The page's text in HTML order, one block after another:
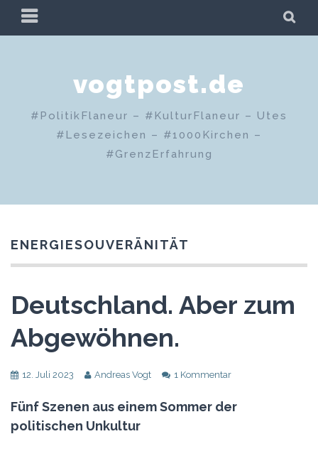
Zum
PRIMÄRES
MENÜ
vogtpost.de
#PolitikFlaneur – #KulturFlaneur – Utes
#Lesezeichen – #1000Kirchen –
#GrenzErfahrung
ENERGIESOUVERÄNITÄT
Deutschland. Aber zum
Abgewöhnen.
12. Juli 2023 Andreas Vogt 1 Kommentar
Fünf Szenen aus einem Sommer der
politischen Unkultur